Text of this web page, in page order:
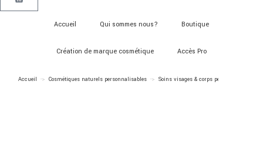
Accueil Qui sommes nous? Boutique
Création de marque cosmétique Accès Pro
Accueil -> Cosmétiques naturels personnalisables -> Soins visages & corps personnalisables